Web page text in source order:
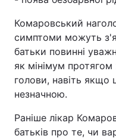
Комаровський
симптоми можуть
батьки повинні
як мінімум
голови, навіть якщо
незначною.
Раніше лікар
батьків про те, чи